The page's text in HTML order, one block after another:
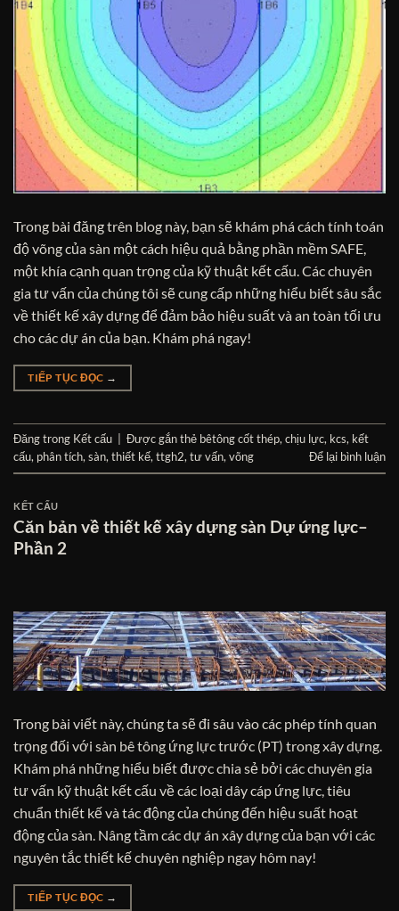
Trong bài đăng trên blog này, bạn sẽ khám phá cách tính toán
độ võng của sàn một cách hiệu quả bằng phần mềm SAFE,
một khía cạnh quan trọng của kỹ thuật kết cấu. Các chuyên
gia tư vấn của chúng tôi sẽ cung cấp những hiểu biết sâu sắc
về thiết kế xây dựng để đảm bảo hiệu suất và an toàn tối ưu
cho các dự án của bạn. Khám phá ngay!
TIẾP TỤC ĐỌC →
Đăng trong Kết cấu Được gắn thẻ bêtông cốt thép,chịu lực, kcs, kết
cấu, phân tích,sàn,thiết kế,ttgh2,tư vấn,võng Để lại bình luận
KẾT CẤU
Căn bản về thiết kế xây dựng sàn Dự ứng lực–
Phần 2
Trong bài viết này, chúng ta sẽ đi sâu vào các phép tính quan
trọng đối với sàn bê tông ứng lực trước (PT) trong xây dựng.
Khám phá những hiểu biết được chia sẻ bởi các chuyên gia
tư vấn kỹ thuật kết cấu về các loại dây cáp ứng lực, tiêu
chuẩn thiết kế và tác động của chúng đến hiệu suất hoạt
động của sàn. Nâng tầm các dự án xây dựng của bạn với các
nguyên tắc thiết kế chuyên nghiệp ngay hôm nay!
TIẾP TỤC ĐỌC →